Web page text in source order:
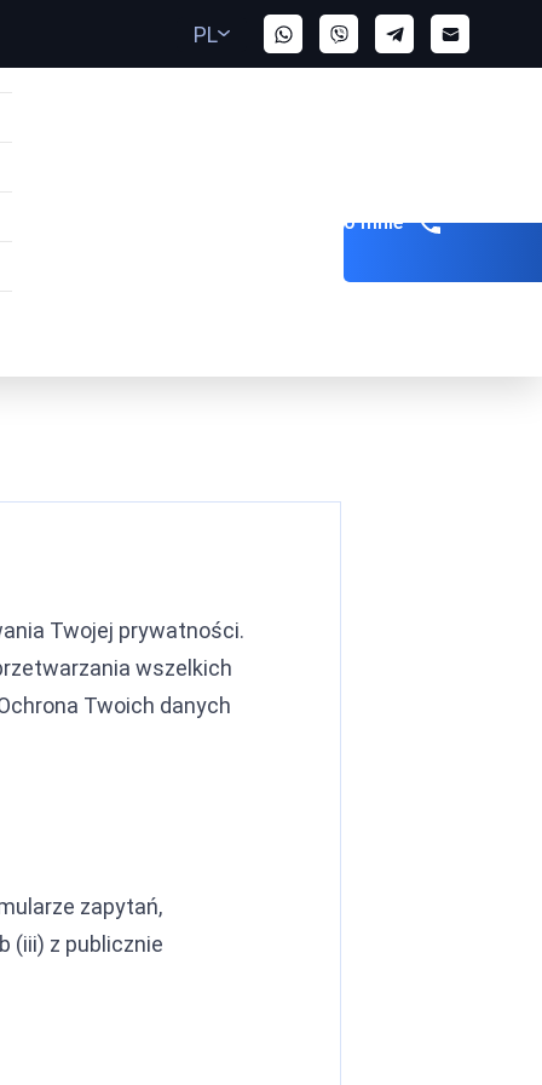
PL
Zadzwoń do mnie
Twojej prywatności.
wszelkich
Twoich danych
zapytań,
(iii) z publicznie